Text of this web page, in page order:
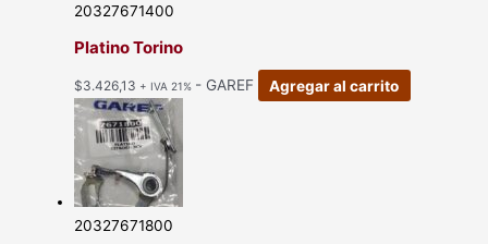
20327671400
Platino Torino
$3.426,13 + IVA 21% - GAREF Agregar al carrito
20327671800